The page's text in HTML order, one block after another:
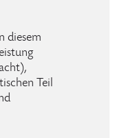
diesem
Teil